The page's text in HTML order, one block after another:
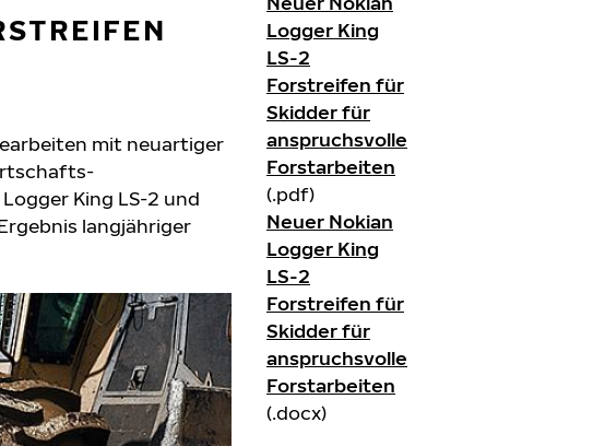
mit neuartiger
King LS-2 und
langjähriger
Logger King
LS-2
Forstreifen für
Skidder für
anspruchsvolle
Forstarbeiten
(.pdf)
Neuer Nokian
Logger King
LS-2
Forstreifen für
Skidder für
anspruchsvolle
Forstarbeiten
(.docx)